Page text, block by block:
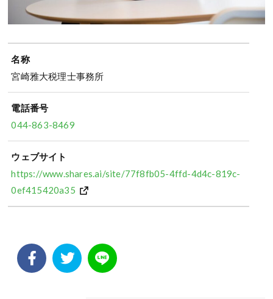
名称
宮崎雅大税理士事務所
電話番号
044-863-8469
ウェブサイト
https://www.shares.ai/site/77f8fb05-4ffd-4d4c-819c-
0ef415420a35